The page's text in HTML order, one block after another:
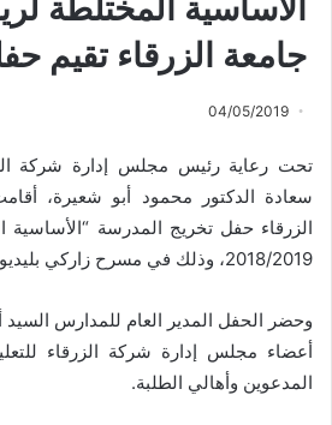
الأساسية المختلطة
جامعة الزرقاء تقيم
04/05/2019
تحت رعاية رئيس مجلس إدارة شركة
سعادة الدكتور محمود أبو شعيرة،
الزرقاء حفل تخريج المدرسة “الأساسية
2018/2019، وذلك في مسرح زاركي بليديوم بجامعة الزرقاء.
وحضر الحفل المدير العام للمدارس
أعضاء مجلس إدارة شركة الزرقاء
المدعوين وأهالي الطلبة.